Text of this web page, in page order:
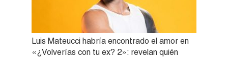
Luis Mateucci habría encontrado el amor en
«¿Volverías con tu ex? 2»: revelan quién